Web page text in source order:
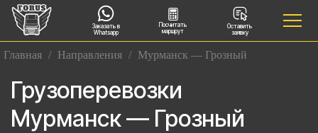
Заказать в
Whatsapp
Посчитать
маршрут
Оставить
заявку
Главная / Направления / Мурманск — Грозный
Грузоперевозки
Мурманск — Грозный